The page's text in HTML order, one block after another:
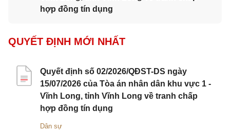
hợp đồng tín dụng
QUYẾT ĐỊNH MỚI NHẤT
Quyết định số 02/2026/QĐST-DS ngày
15/07/2026 của Tòa án nhân dân khu vực 1 -
Vĩnh Long, tỉnh Vĩnh Long về tranh chấp
hợp đồng tín dụng
Dân sự